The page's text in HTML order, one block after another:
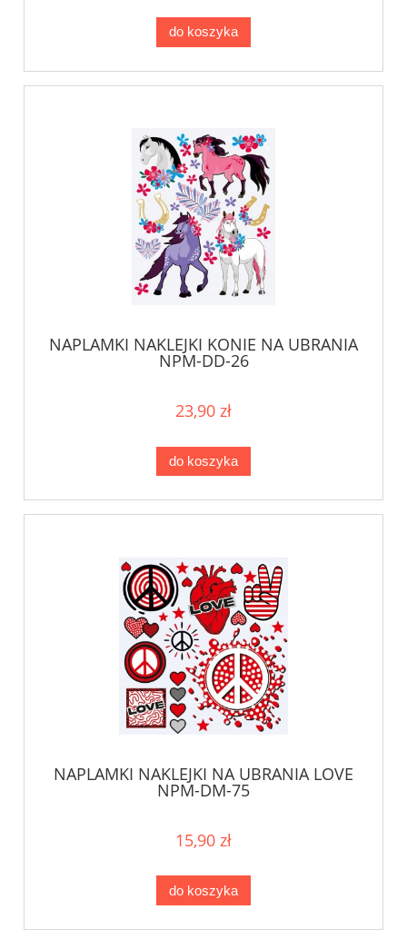
do koszyka
NAPLAMKI NAKLEJKI KONIE NA UBRANIA
NPM-DD-26
23,90 zł
do koszyka
NAPLAMKI NAKLEJKI NA UBRANIA LOVE
NPM-DM-75
15,90 zł
do koszyka